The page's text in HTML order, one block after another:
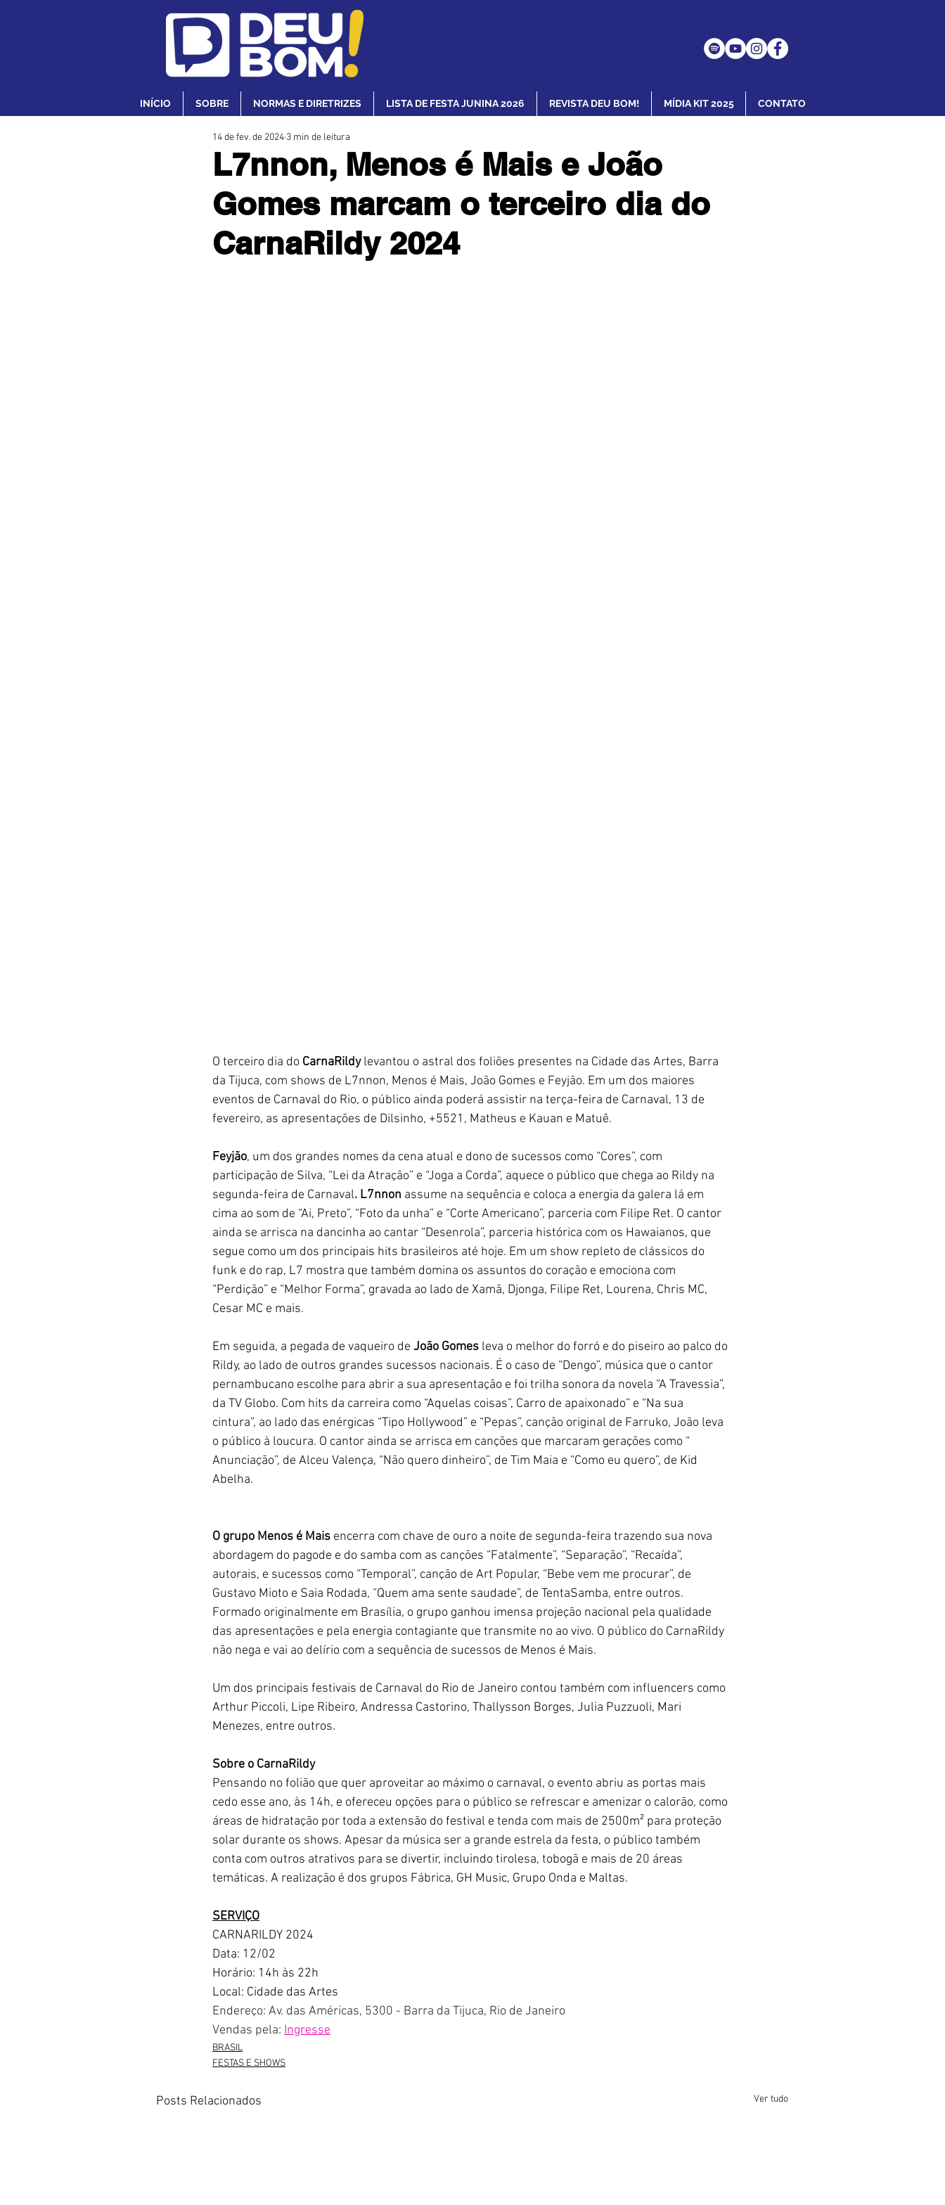
INÍCIO SOBRE NORMAS E DIRETRIZES LISTA DE FESTA JUNINA 2026 REVISTA DEU BOM! MÍDIA KIT 2025 CONTATO
L7nnon, Menos é Mais e João
Gomes marcam o terceiro dia do
CarnaRildy 2024
14 de fev. de 2024 3 min de leitura
O terceiro dia do CarnaRildy levantou o astral dos foliões presentes na Cidade das Artes, Barra
da Tijuca, com shows de L7nnon, Menos é Mais, João Gomes e Feyjão. Em um dos maiores
eventos de Carnaval do Rio, o público ainda poderá assistir na terça-feira de Carnaval, 13 de
fevereiro, as apresentações de Dilsinho, +5521, Matheus e Kauan e Matuê.
Feyjão, um dos grandes nomes da cena atual e dono de sucessos como “Cores”, com
participação de Silva, “Lei da Atração” e “Joga a Corda”, aquece o público que chega ao Rildy na
segunda-feira de Carnaval. L7nnon assume na sequência e coloca a energia da galera lá em
cima ao som de “Ai, Preto”, “Foto da unha” e “Corte Americano”, parceria com Filipe Ret. O cantor
ainda se arrisca na dancinha ao cantar “Desenrola”, parceria histórica com os Hawaianos, que
segue como um dos principais hits brasileiros até hoje. Em um show repleto de clássicos do
funk e do rap, L7 mostra que também domina os assuntos do coração e emociona com
“Perdição” e “Melhor Forma”, gravada ao lado de Xamã, Djonga, Filipe Ret, Lourena, Chris MC,
Cesar MC e mais.
Em seguida, a pegada de vaqueiro de João Gomes leva o melhor do forró e do piseiro ao palco do
Rildy, ao lado de outros grandes sucessos nacionais. É o caso de “Dengo”, música que o cantor
pernambucano escolhe para abrir a sua apresentação e foi trilha sonora da novela “A Travessia”,
da TV Globo. Com hits da carreira como “Aquelas coisas”, Carro de apaixonado” e “Na sua
cintura”, ao lado das enérgicas “Tipo Hollywood” e “Pepas”, canção original de Farruko, João leva
o público à loucura. O cantor ainda se arrisca em canções que marcaram gerações como “
Anunciação”, de Alceu Valença, “Não quero dinheiro”, de Tim Maia e “Como eu quero”, de Kid
Abelha.
O grupo Menos é Mais encerra com chave de ouro a noite de segunda-feira trazendo sua nova
abordagem do pagode e do samba com as canções “Fatalmente”, “Separação”, “Recaída”,
autorais, e sucessos como “Temporal”, canção de Art Popular, “Bebe vem me procurar”, de
Gustavo Mioto e Saia Rodada, “Quem ama sente saudade”, de TentaSamba, entre outros.
Formado originalmente em Brasília, o grupo ganhou imensa projeção nacional pela qualidade
das apresentações e pela energia contagiante que transmite no ao vivo. O público do CarnaRildy
não nega e vai ao delírio com a sequência de sucessos de Menos é Mais.
Um dos principais festivais de Carnaval do Rio de Janeiro contou também com influencers como
Arthur Piccoli, Lipe Ribeiro, Andressa Castorino, Thallysson Borges, Julia Puzzuoli, Mari
Menezes, entre outros.
Sobre o CarnaRildy
Pensando no folião que quer aproveitar ao máximo o carnaval, o evento abriu as portas mais
cedo esse ano, às 14h, e ofereceu opções para o público se refrescar e amenizar o calorão, como
áreas de hidratação por toda a extensão do festival e tenda com mais de 2500m² para proteção
solar durante os shows. Apesar da música ser a grande estrela da festa, o público também
conta com outros atrativos para se divertir, incluindo tirolesa, tobogã e mais de 20 áreas
temáticas. A realização é dos grupos Fábrica, GH Music, Grupo Onda e Maltas.
SERVIÇO
CARNARILDY 2024
Data: 12/02
Horário: 14h às 22h
Local: Cidade das Artes
Endereço: Av. das Américas, 5300 - Barra da Tijuca, Rio de Janeiro
Vendas pela: Ingresse
BRASIL
FESTAS E SHOWS
Posts Relacionados Ver tudo